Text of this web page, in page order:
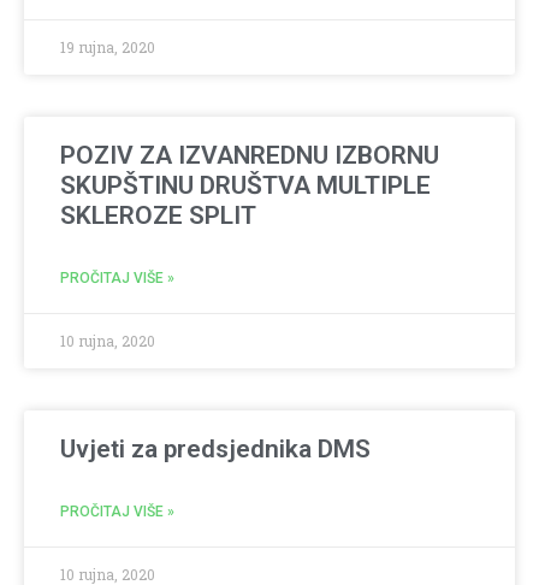
19 rujna, 2020
POZIV ZA IZVANREDNU IZBORNU
SKUPŠTINU DRUŠTVA MULTIPLE
SKLEROZE SPLIT
PROČITAJ VIŠE »
10 rujna, 2020
Uvjeti za predsjednika DMS
PROČITAJ VIŠE »
10 rujna, 2020